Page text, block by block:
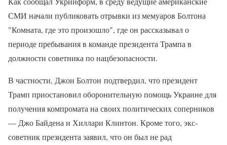
СМИ начали публиковать отрывки из мемуаров Болтона
"Комната, где это произошло", где он рассказывал о
периоде пребывания в команде президента Трампа в
должности советника по нацбезопасности.
В частности, Джон Болтон подтвердил, что президент
Трамп приостановил оборонительную помощь Украине для
получения компромата на своих политических соперников
— Джо Байдена и Хиллари Клинтон. Кроме того, экс-
советник президента заявил, что он был не рад